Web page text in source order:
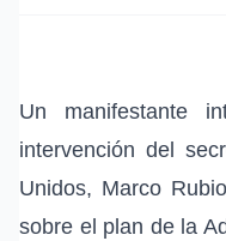
Un manifestante
intervención del
Unidos, Marco Rubio
sobre el plan de la